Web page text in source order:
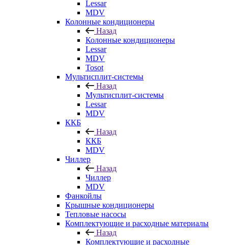
Lessar
MDV
Колонные кондиционеры
Назад
Колонные кондиционеры
Lessar
MDV
Tosot
Мультисплит-системы
Назад
Мультисплит-системы
Lessar
MDV
ККБ
Назад
ККБ
MDV
Чиллер
Назад
Чиллер
MDV
Фанкойлы
Крышные кондиционеры
Тепловые насосы
Комплектующие и расходные материалы
Назад
Комплектующие и расходные